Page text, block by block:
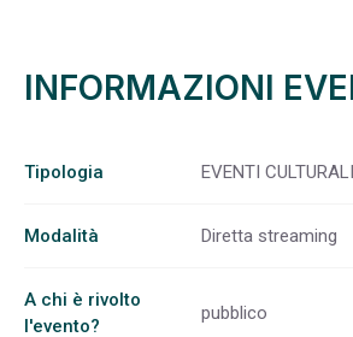
INFORMAZIONI
Tipologia EVENTI CULTURALI
Modalità Diretta streaming
A chi è rivolto
l'evento?
pubblico